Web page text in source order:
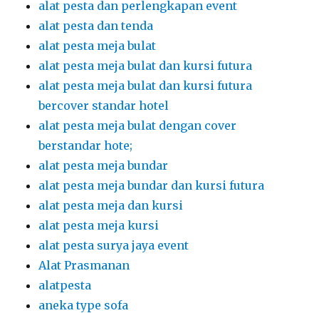
alat pesta dan perlengkapan event
alat pesta dan tenda
alat pesta meja bulat
alat pesta meja bulat dan kursi futura
alat pesta meja bulat dan kursi futura
bercover standar hotel
alat pesta meja bulat dengan cover
berstandar hote;
alat pesta meja bundar
alat pesta meja bundar dan kursi futura
alat pesta meja dan kursi
alat pesta meja kursi
alat pesta surya jaya event
Alat Prasmanan
alatpesta
aneka type sofa